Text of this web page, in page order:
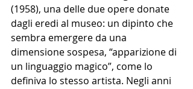
(1958), una delle due opere donate
dagli eredi al museo: un dipinto che
sembra emergere da una
dimensione sospesa, “apparizione di
un linguaggio magico”, come lo
definiva lo stesso artista. Negli anni